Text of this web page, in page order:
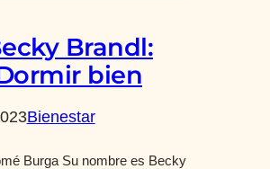
Brandl:
bien
Bienestar
Burga Su nombre es Becky